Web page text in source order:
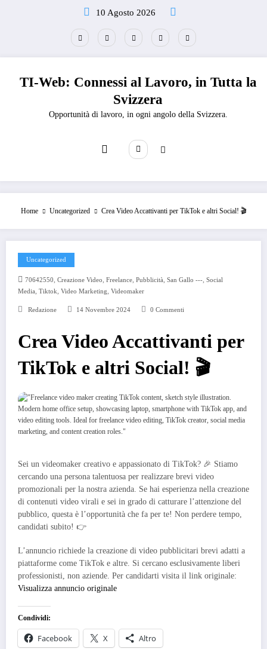
10 Agosto 2026
TI-Web: Connessi al Lavoro, in Tutta la
Svizzera
Opportunità di lavoro, in ogni angolo della Svizzera.
Home Uncategorized Crea Video Accattivanti per TikTok e altri Social! 🎬
Uncategorized
70642550, Creazione Video, Freelance, Pubblicità, San Gallo ---, Social
Media, Tiktok, Video Marketing, Videomaker
Redazione 14 Novembre 2024 0 Commenti
Crea Video Accattivanti per
TikTok e altri Social! 🎬
Sei un videomaker creativo e appassionato di TikTok? 🎉 Stiamo
cercando una persona talentuosa per realizzare brevi video
promozionali per la nostra azienda. Se hai esperienza nella creazione
di contenuti video virali e sei in grado di catturare l’attenzione del
pubblico, questa è l’opportunità che fa per te! Non perdere tempo,
candidati subito! 👉
L’annuncio richiede la creazione di video pubblicitari brevi adatti a
piattaforme come TikTok e altre. Si cercano esclusivamente liberi
professionisti, non aziende. Per candidarti visita il link originale:
Visualizza annuncio originale
Condividi:
Facebook X Altro